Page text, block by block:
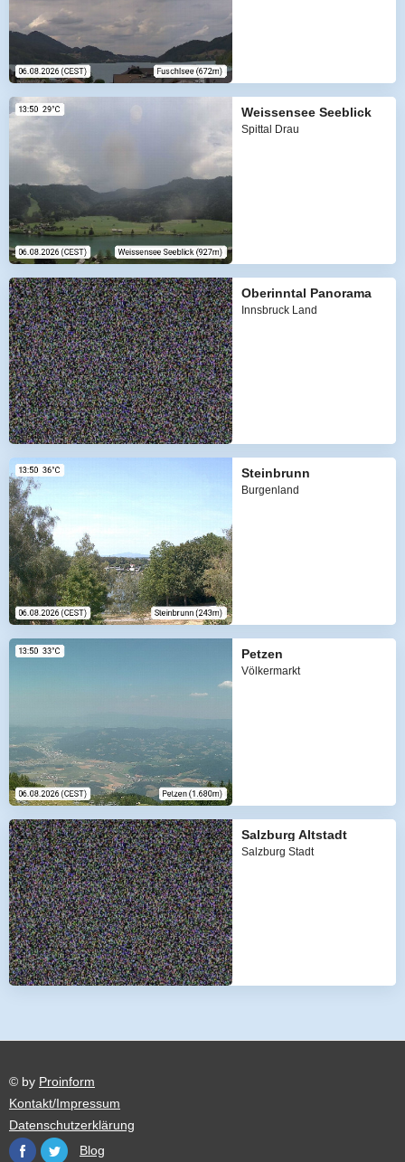
Weissensee Seeblick
Spittal Drau
Oberinntal Panorama
Innsbruck Land
Steinbrunn
Burgenland
Petzen
Völkermarkt
Salzburg Altstadt
Salzburg Stadt
© by Proinform
Kontakt/Impressum
Datenschutzerklärung
Blog